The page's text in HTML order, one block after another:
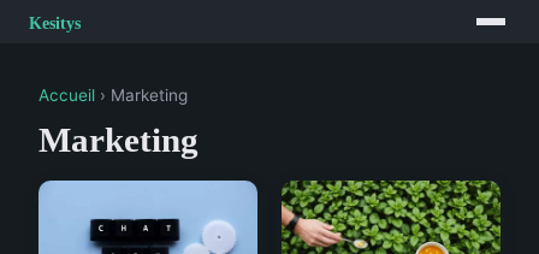
Accueil › Marketing
Marketing